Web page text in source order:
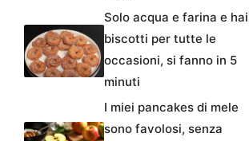
Solo acqua e farina e
biscotti per tutte le
occasioni, si fanno in 5
minuti
I miei pancakes di mele
sono favolosi, senza